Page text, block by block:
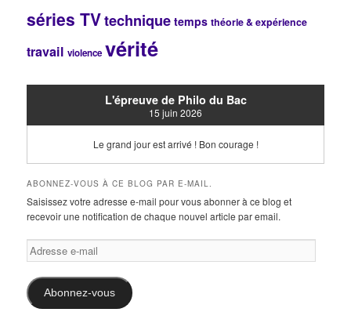
séries TVtechnique temps théorie & expérience
travail violence vérité
L'épreuve de Philo du Bac
15 juin 2026
Le grand jour est arrivé ! Bon courage !
ABONNEZ-VOUS À CE BLOG PAR E-MAIL.
Saisissez votre adresse e-mail pour vous abonner à ce blog et
recevoir une notification de chaque nouvel article par email.
Adresse
e-
mail
Abonnez-vous